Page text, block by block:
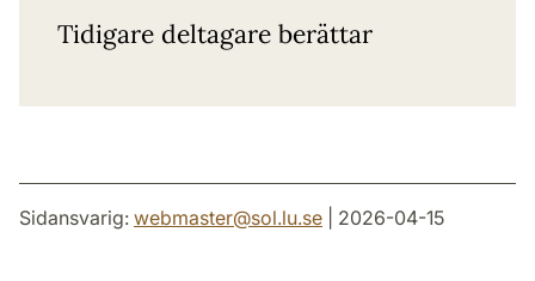
Tidigare deltagare berättar
Sidansvarig: webmaster@sol.lu.se | 2026-04-15